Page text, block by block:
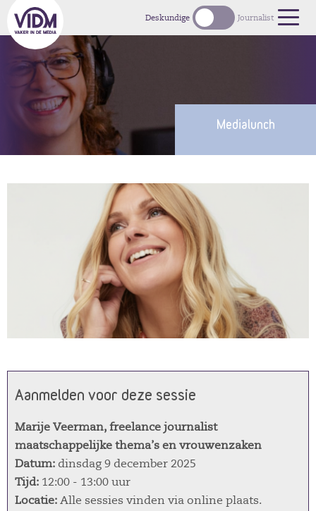
Deskundige Journalist
Medialunch
Aanmelden voor deze sessie
Marije Veerman, freelance journalist
maatschappelijke thema’s en vrouwenzaken
Datum: dinsdag 9 december 2025
Tijd: 12:00 - 13:00 uur
Locatie: Alle sessies vinden via online plaats.